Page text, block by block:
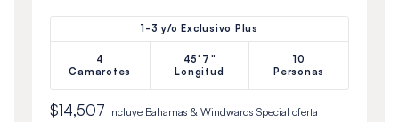
1-3 y/o Exclusivo Plus
4
Camarotes
45'7"
Longitud
10
Personas
$14,507 Incluye Bahamas & Windwards Special oferta